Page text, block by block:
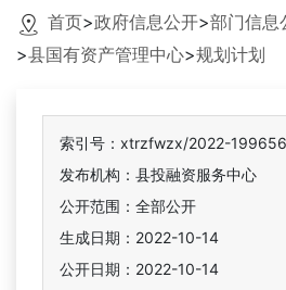
首页>政府信息公开>部门信息
>县国有资产管理中心>规划计划
索引号：xtrzfwzx/2022-
发布机构：县投融资服务中心
公开范围：全部公开
生成日期：2022-10-14
公开日期：2022-10-14